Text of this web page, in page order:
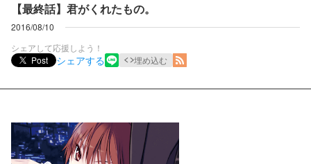
【最終話】君がくれたもの。
2016/08/10
シェアして応援しよう！
Post
シェアする 埋め込む